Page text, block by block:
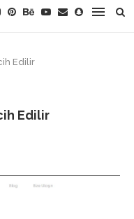
Edilir
Edilir